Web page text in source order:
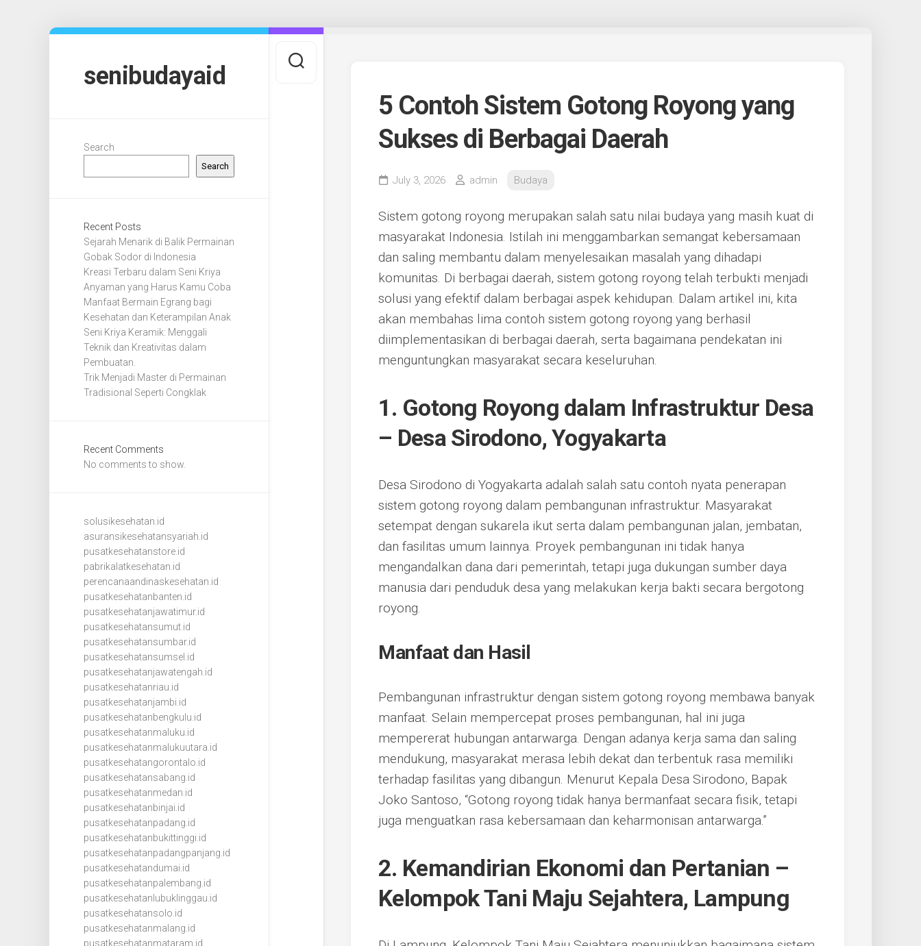
senibudayaid
Search
Search
Recent Posts
Sejarah Menarik di Balik Permainan
Gobak Sodor di Indonesia
Kreasi Terbaru dalam Seni Kriya
Anyaman yang Harus Kamu Coba
Manfaat Bermain Egrang bagi
Kesehatan dan Keterampilan Anak
Seni Kriya Keramik: Menggali
Teknik dan Kreativitas dalam
Pembuatan.
Trik Menjadi Master di Permainan
Tradisional Seperti Congklak
Recent Comments
No comments to show.
solusikesehatan.id
asuransikesehatansyariah.id
pusatkesehatanstore.id
pabrikalatkesehatan.id
perencanaandinaskesehatan.id
pusatkesehatanbanten.id
pusatkesehatanjawatimur.id
pusatkesehatansumut.id
pusatkesehatansumbar.id
pusatkesehatansumsel.id
pusatkesehatanjawatengah.id
pusatkesehatanriau.id
pusatkesehatanjambi.id
pusatkesehatanbengkulu.id
pusatkesehatanmaluku.id
pusatkesehatanmalukuutara.id
pusatkesehatangorontalo.id
pusatkesehatansabang.id
pusatkesehatanmedan.id
pusatkesehatanbinjai.id
pusatkesehatanpadang.id
pusatkesehatanbukittinggi.id
pusatkesehatanpadangpanjang.id
pusatkesehatandumai.id
pusatkesehatanpalembang.id
pusatkesehatanlubuklinggau.id
pusatkesehatansolo.id
pusatkesehatanmalang.id
pusatkesehatanmataram.id
5 Contoh Sistem Gotong Royong yang
Sukses di Berbagai Daerah
July 3, 2026 admin Budaya
Sistem gotong royong merupakan salah satu nilai budaya yang masih kuat di
masyarakat Indonesia. Istilah ini menggambarkan semangat kebersamaan
dan saling membantu dalam menyelesaikan masalah yang dihadapi
komunitas. Di berbagai daerah, sistem gotong royong telah terbukti menjadi
solusi yang efektif dalam berbagai aspek kehidupan. Dalam artikel ini, kita
akan membahas lima contoh sistem gotong royong yang berhasil
diimplementasikan di berbagai daerah, serta bagaimana pendekatan ini
menguntungkan masyarakat secara keseluruhan.
1. Gotong Royong dalam Infrastruktur Desa
– Desa Sirodono, Yogyakarta
Desa Sirodono di Yogyakarta adalah salah satu contoh nyata penerapan
sistem gotong royong dalam pembangunan infrastruktur. Masyarakat
setempat dengan sukarela ikut serta dalam pembangunan jalan, jembatan,
dan fasilitas umum lainnya. Proyek pembangunan ini tidak hanya
mengandalkan dana dari pemerintah, tetapi juga dukungan sumber daya
manusia dari penduduk desa yang melakukan kerja bakti secara bergotong
royong.
Manfaat dan Hasil
Pembangunan infrastruktur dengan sistem gotong royong membawa banyak
manfaat. Selain mempercepat proses pembangunan, hal ini juga
mempererat hubungan antarwarga. Dengan adanya kerja sama dan saling
mendukung, masyarakat merasa lebih dekat dan terbentuk rasa memiliki
terhadap fasilitas yang dibangun. Menurut Kepala Desa Sirodono, Bapak
Joko Santoso, “Gotong royong tidak hanya bermanfaat secara fisik, tetapi
juga menguatkan rasa kebersamaan dan keharmonisan antarwarga.”
2. Kemandirian Ekonomi dan Pertanian –
Kelompok Tani Maju Sejahtera, Lampung